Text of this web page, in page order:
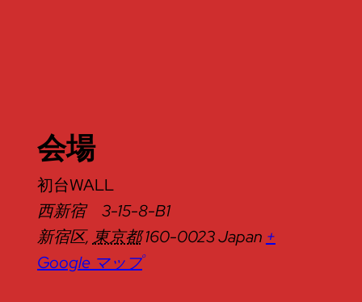
会場
初台WALL
西新宿 3-15-8-B1
新宿区, 東京都160-0023Japan +
Google マップ